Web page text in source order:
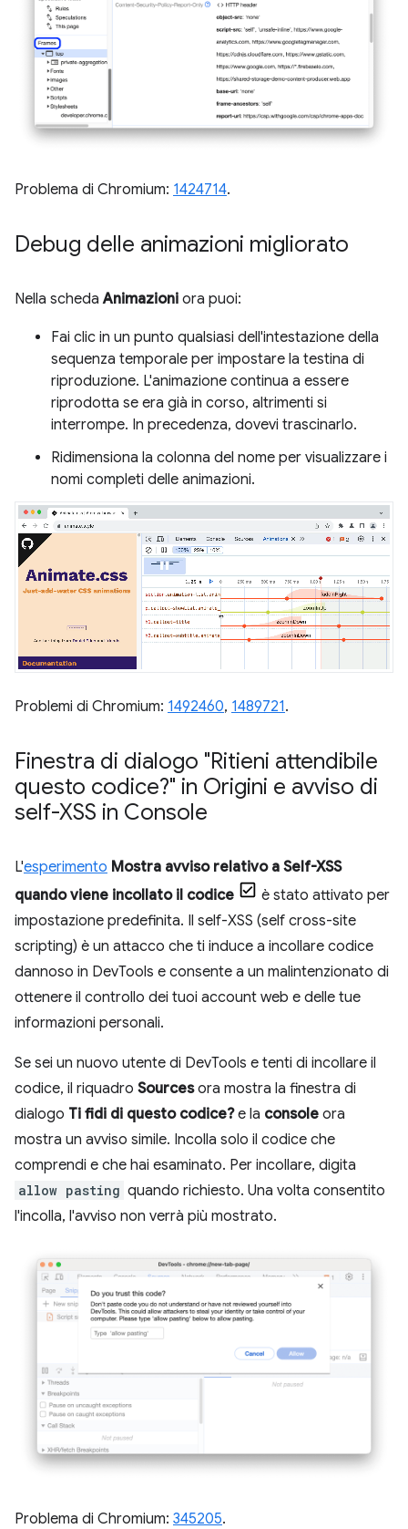
Problema di Chromium: 1424714.
Debug delle animazioni migliorato
Nella schedaAnimazioni ora puoi:
Fai clic in un punto qualsiasi dell'intestazione della
sequenza temporale per impostare la testina di
riproduzione. L'animazione continua a essere
riprodotta se era già in corso, altrimenti si
interrompe. In precedenza, dovevi trascinarlo.
Ridimensiona la colonna del nome per visualizzare i
nomi completi delle animazioni.
Problemi di Chromium: 1492460, 1489721.
Finestra di dialogo "Ritieni attendibile
questo codice?" in Origini e avviso di
self-XSS in Console
L'esperimento Mostra avviso relativo a Self-XSS
quando viene incollato il codice
è stato attivato per
impostazione predefinita. Il self-XSS (self cross-site
scripting) è un attacco che ti induce a incollare codice
dannoso in DevTools e consente a un malintenzionato di
ottenere il controllo dei tuoi account web e delle tue
informazioni personali.
Se sei un nuovo utente di DevTools e tenti di incollare il
codice, il riquadro Sourcesora mostra la finestra di
dialogo Ti fidi di questo codice?e la console ora
mostra un avviso simile. Incolla solo il codice che
comprendi e che hai esaminato. Per incollare, digita
allow pasting quando richiesto. Una volta consentito
l'incolla, l'avviso non verrà più mostrato.
Problema di Chromium: 345205.